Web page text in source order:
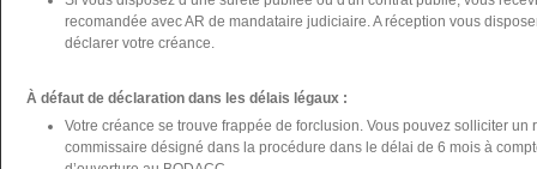
recomandée avec AR de mandataire judiciaire. A réception vous
déclarer votre créance.
À défaut de déclaration dans les délais légaux :
Votre créance se trouve frappée de forclusion. Vous pouvez solliciter
commissaire désigné dans la procédure dans le délai de 6 mois à